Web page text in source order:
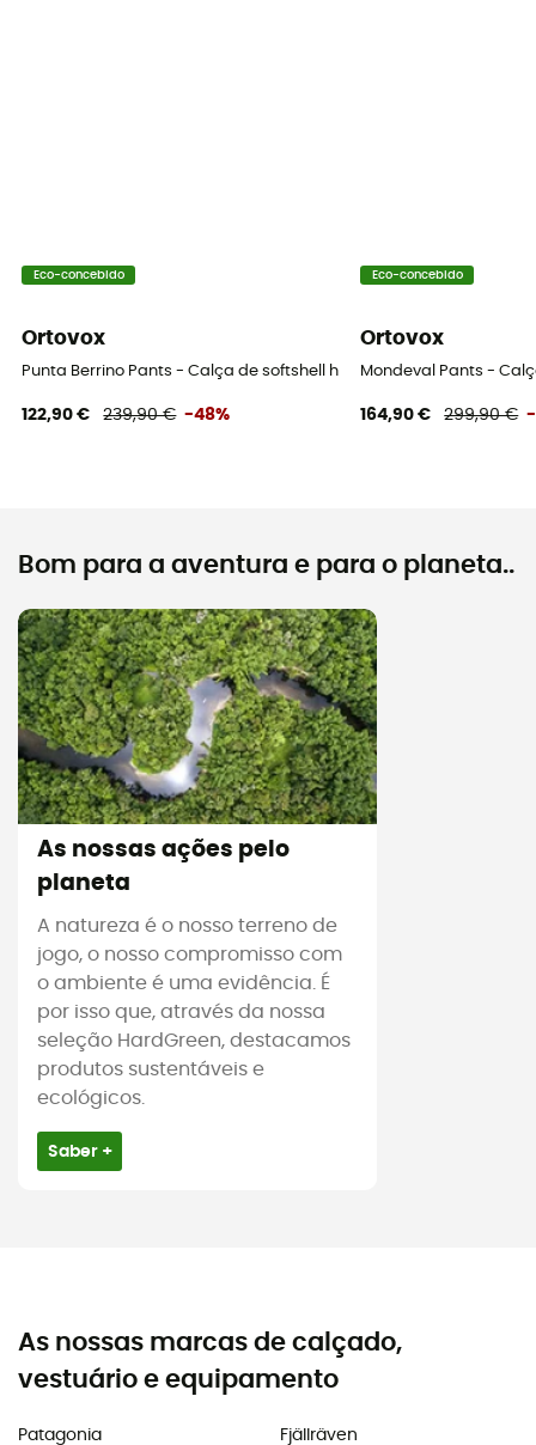
Eco-concebido
Ortovox
Punta Berrino Pants - Calça de softshell homem
122,90 € 239,90 € -48%
Eco-concebido
Ortovox
Mondeval Pants -
164,90 € 299,90 € -
Bom para a aventura e para o planeta..
As nossas ações pelo
planeta
A natureza é o nosso terreno de
jogo, o nosso compromisso com
o ambiente é uma evidência. É
por isso que, através da nossa
seleção HardGreen, destacamos
produtos sustentáveis e
ecológicos.
Saber +
As nossas marcas de calçado,
vestuário e equipamento
Patagonia
Fjällräven